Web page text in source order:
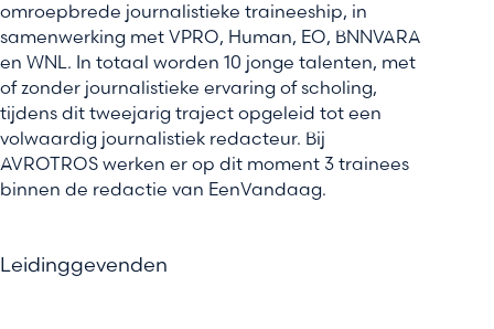
omroepbrede journalistieke traineeship, in
samenwerking met VPRO, Human, EO, BNNVARA
en WNL. In totaal worden 10 jonge talenten, met
of zonder journalistieke ervaring of scholing,
tijdens dit tweejarig traject opgeleid tot een
volwaardig journalistiek redacteur. Bij
AVROTROS werken er op dit moment 3 trainees
binnen de redactie van EenVandaag.
Leidinggevenden